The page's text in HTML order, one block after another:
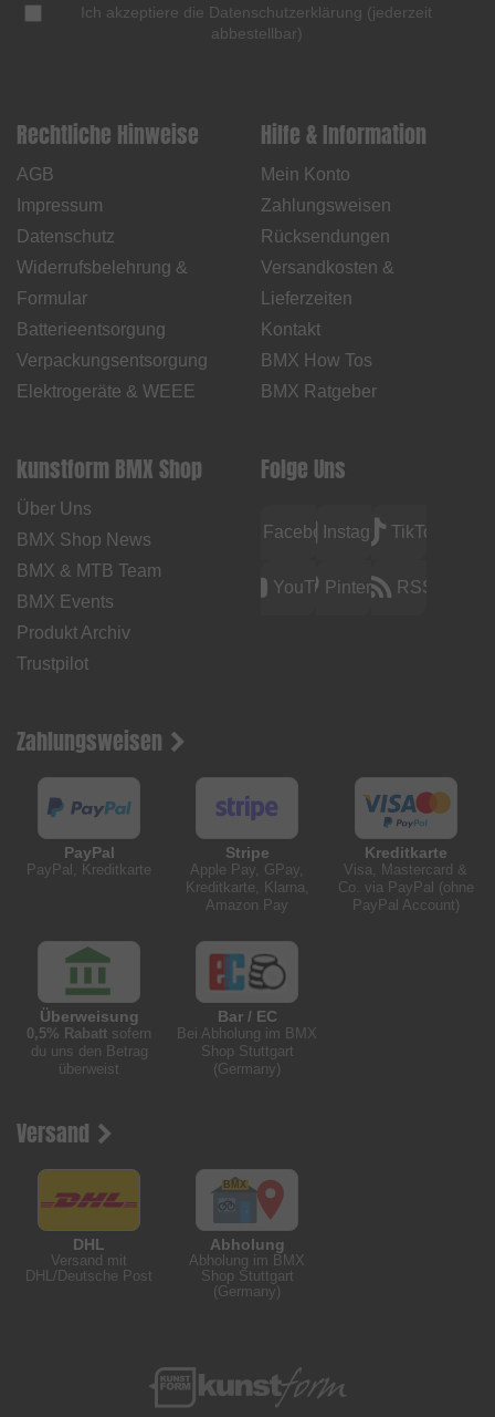
Ich akzeptiere die Datenschutzerklärung (jederzeit
abbestellbar)
Rechtliche Hinweise
AGB
Impressum
Datenschutz
Widerrufsbelehrung &
Formular
Batterieentsorgung
Verpackungsentsorgung
Elektrogeräte & WEEE
Hilfe & Information
Mein Konto
Zahlungsweisen
Rücksendungen
Versandkosten &
Lieferzeiten
Kontakt
BMX How Tos
BMX Ratgeber
kunstform BMX Shop
Über Uns
BMX Shop News
BMX & MTB Team
BMX Events
Produkt Archiv
Trustpilot
Folge Uns
FacebookInstagramTikTok
YouTubePinterest RSS
Zahlungsweisen
PayPal
PayPal, Kreditkarte
Stripe
Apple Pay, GPay,
Kreditkarte, Klarna,
Amazon Pay
Kreditkarte
Visa, Mastercard &
Co. via PayPal (ohne
PayPal Account)
Überweisung
0,5% Rabatt sofern
du uns den Betrag
überweist
Bar / EC
Bei Abholung im BMX
Shop Stuttgart
(Germany)
Versand
DHL
Versand mit
DHL/Deutsche Post
Abholung
Abholung im BMX
Shop Stuttgart
(Germany)